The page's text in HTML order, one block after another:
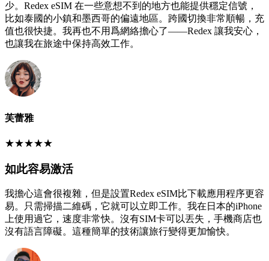
少。Redex eSIM 在一些意想不到的地方也能提供穩定信號，
比如泰國的小鎮和墨西哥的偏遠地區。跨國切換非常順暢，充
值也很快捷。我再也不用爲網絡擔心了——Redex 讓我安心，
也讓我在旅途中保持高效工作。
芙蕾雅
★★★★★
如此容易激活
我擔心這會很複雜，但是設置Redex eSIM比下載應用程序更容
易。只需掃描二維碼，它就可以立即工作。我在日本的iPhone
上使用過它，速度非常快。沒有SIM卡可以丟失，手機商店也
沒有語言障礙。這種簡單的技術讓旅行變得更加愉快。